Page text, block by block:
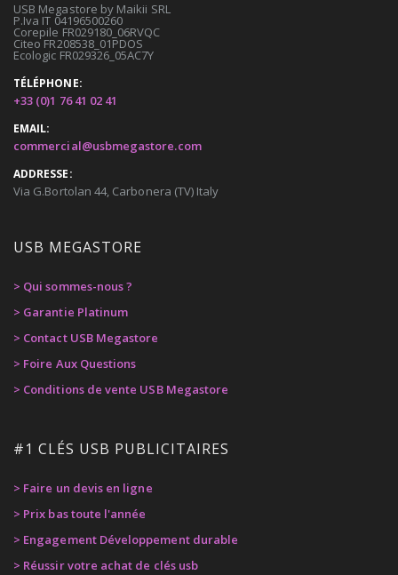
USB Megastore by Maikii SRL
P.Iva IT 04196500260
Corepile FR029180_06RVQC
Citeo FR208538_01PDOS
Ecologic FR029326_05AC7Y
TÉLÉPHONE:
+33 (0)1 76 41 02 41
EMAIL:
commercial@usbmegastore.com
ADDRESSE:
Via G.Bortolan 44, Carbonera (TV) Italy
USB MEGASTORE
> Qui sommes-nous ?
> Garantie Platinum
> Contact USB Megastore
> Foire Aux Questions
> Conditions de vente USB Megastore
#1 CLÉS USB PUBLICITAIRES
> Faire un devis en ligne
> Prix bas toute l'année
> Engagement Développement durable
> Réussir votre achat de clés usb